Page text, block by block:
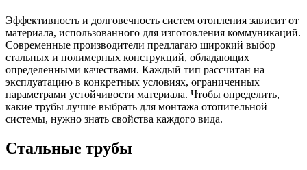
Эффективность и долговечность систем отопления зависит от
материала, использованного для изготовления коммуникаций.
Современные производители предлагаю широкий выбор
стальных и полимерных конструкций, обладающих
определенными качествами. Каждый тип рассчитан на
эксплуатацию в конкретных условиях, ограниченных
параметрами устойчивости материала. Чтобы определить,
какие трубы лучше выбрать для монтажа отопительной
системы, нужно знать свойства каждого вида.
Стальные трубы